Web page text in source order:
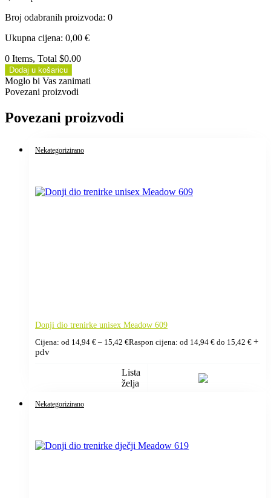
Broj odabranih proizvoda: 0
Ukupna cijena: 0,00 €
0 Items, Total $0.00
Dodaj u košaricu
Moglo bi Vas zanimati
Povezani proizvodi
Povezani proizvodi
Nekategorizirano
Donji dio trenirke unisex Meadow 609
Cijena: od 14,94 € – 15,42 €Raspon cijena: od 14,94 € do 15,42 € +
pdv
Lista
želja
Nekategorizirano